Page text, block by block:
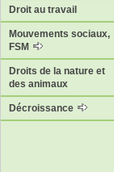
Droit au travail
Mouvements sociaux,
FSM
Droits de la nature et
des animaux
Décroissance